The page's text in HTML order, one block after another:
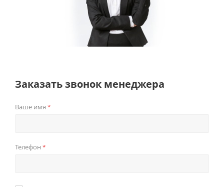
Заказать звонок менеджера
Ваше имя *
Телефон *